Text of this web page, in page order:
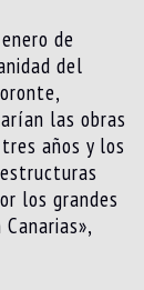
de
del
las obras
años y los
los grandes